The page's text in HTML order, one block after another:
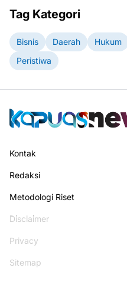
Tag Kategori
Bisnis Daerah Hukum
Peristiwa
Kontak
Redaksi
Metodologi Riset
Disclaimer
Privacy
Sitemap